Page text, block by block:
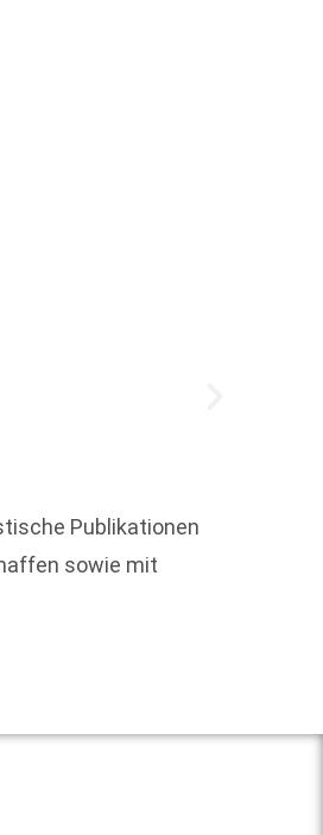
Publikationen
sowie mit